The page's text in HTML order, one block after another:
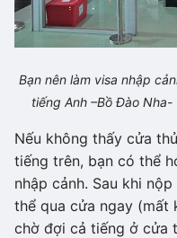
Bạn nên làm visa nhập
tiếng Anh –Bồ Đào
Nếu không thấy cửa
tiếng trên, bạn có thể
nhập cảnh. Sau khi
thể qua cửa ngay (mất
chờ đợi cả tiếng ở cửa